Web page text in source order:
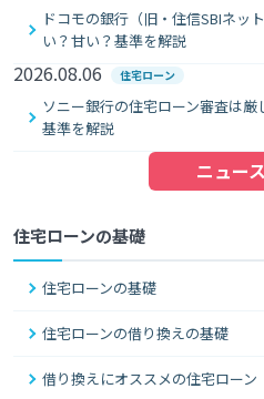
ドコモの銀行（旧・住信SBIネッ
い？甘い？基準を解説
2026.08.06 住宅ローン
ソニー銀行の住宅ローン審査は
基準を解説
ニュー
住宅ローンの基礎
住宅ローンの基礎
住宅ローンの借り換えの基礎
借り換えにオススメの住宅ローン